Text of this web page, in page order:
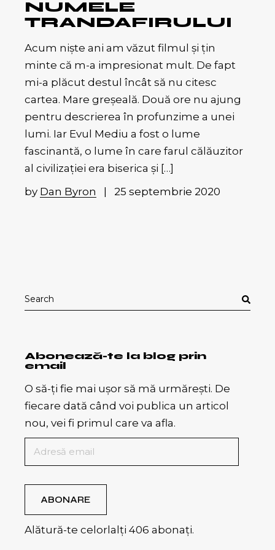
NUMELE
TRANDAFIRULUI
Acum niște ani am văzut filmul și țin
minte că m-a impresionat mult. De fapt
mi-a plăcut destul încât să nu citesc
cartea. Mare greșeală. Două ore nu ajung
pentru descrierea în profunzime a unei
lumi. Iar Evul Mediu a fost o lume
fascinantă, o lume în care farul călăuzitor
al civilizației era biserica și […]
by Dan Byron 25 septembrie 2020
Search
for:
Abonează-te la blog prin
email
O să-ți fie mai ușor să mă urmărești. De
fiecare dată când voi publica un articol
nou, vei fi primul care va afla.
Adresă
email
ABONARE
Alătură-te celorlalți 406 abonați.